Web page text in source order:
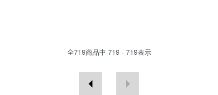
全719商品中 719 - 719表示